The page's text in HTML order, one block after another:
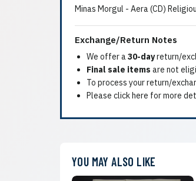
Minas Morgul - Aera (CD)
Exchange/Return Notes
We offer a30-dayreturn/
Final sale items are not
To process your return/
Please click here for more
YOU MAY ALSO LIKE